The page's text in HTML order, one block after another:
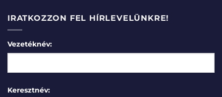
IRATKOZZON FEL HÍRLEVELÜNKRE!
Vezetéknév:
Keresztnév: